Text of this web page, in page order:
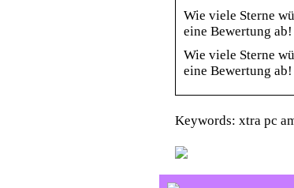
Wie viele Sterne
eine Bewertung
Wie viele Sterne
eine Bewertung
Keywords: xtra pc